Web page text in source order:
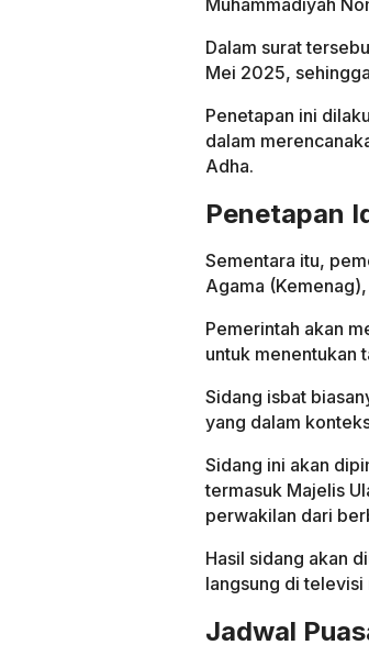
Dalam surat
Mei 2025,
Penetapan ini
dalam
Adha.
Penetapan
Sementara itu,
Agama
Pemerintah akan
untuk menentukan
Sidang isbat
yang dalam
Sidang ini akan
termasuk Majelis
perwakilan dari
Hasil sidang akan
langsung di televisi
Jadwal